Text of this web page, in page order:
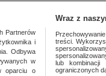
WARSZAWA
ŁÓDŹ
Partnerów
i
Odbywa
w
oparciu o
Wraz z
treści.
lub kombinacji
ograniczonych